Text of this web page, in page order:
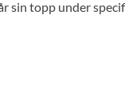
sin topp under